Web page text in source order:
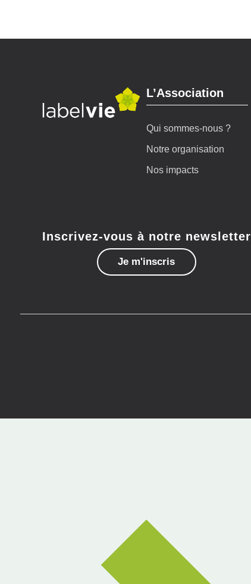
L’Association
Qui sommes-nous ?
Notre organisation
Nos impacts
Inscrivez-vous à notre newsletter
Je m'inscris